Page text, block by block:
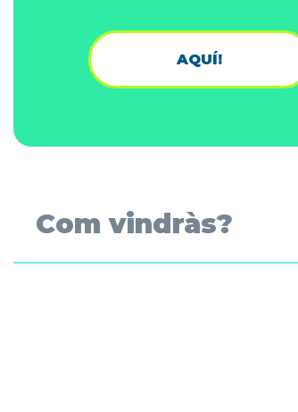
AQUÍ!
Com vindràs?